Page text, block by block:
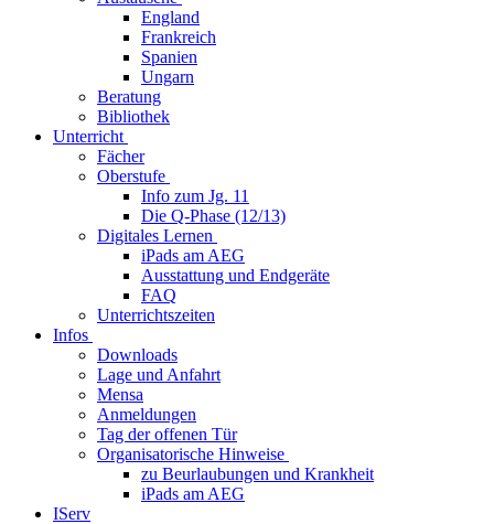
England
Frankreich
Spanien
Ungarn
Beratung
Bibliothek
Unterricht
Fächer
Oberstufe
Info zum Jg. 11
Die Q-Phase (12/13)
Digitales Lernen
iPads am AEG
Ausstattung und Endgeräte
FAQ
Unterrichtszeiten
Infos
Downloads
Lage und Anfahrt
Mensa
Anmeldungen
Tag der offenen Tür
Organisatorische Hinweise
zu Beurlaubungen und Krankheit
iPads am AEG
IServ